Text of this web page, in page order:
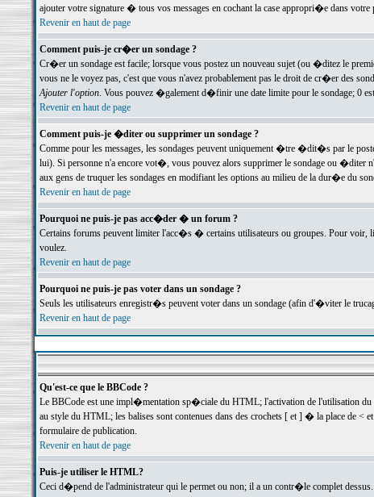
ajouter votre signature � tous vos messages en cochant la case appropri�e dans
Revenir en haut de page
Comment puis-je cr�er un sondage ?
Cr�er un sondage est facile; lorsque vous postez un nouveau sujet (ou �ditez le
vous ne le voyez pas, c'est que vous n'avez probablement pas le droit de cr�er des
Ajouter l'option. Vous pouvez �galement d�finir une date limite pour le sondage; 0
Revenir en haut de page
Comment puis-je �diter ou supprimer un sondage ?
Comme pour les messages, les sondages peuvent uniquement �tre �dit�s par le
lui). Si personne n'a encore vot�, vous pouvez alors supprimer le sondage ou
aux gens de truquer les sondages en modifiant les options au milieu de la dur�e du
Revenir en haut de page
Pourquoi ne puis-je pas acc�der � un forum ?
Certains forums peuvent limiter l'acc�s � certains utilisateurs ou groupes. Pour voir,
voulez.
Revenir en haut de page
Pourquoi ne puis-je pas voter dans un sondage ?
Seuls les utilisateurs enregistr�s peuvent voter dans un sondage (afin d'�viter le
Revenir en haut de page
Qu'est-ce que le BBCode ?
Le BBCode est une impl�mentation sp�ciale du HTML; l'activation de l'utilisation
au style du HTML; les balises sont contenues dans des crochets [ et ] � la place de
formulaire de publication.
Revenir en haut de page
Puis-je utiliser le HTML?
Ceci d�pend de l'administrateur qui le permet ou non; il a un contr�le complet